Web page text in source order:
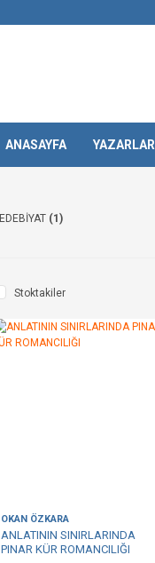
ANASAYFA YAZARLAR
EDEBİYAT (1)
Stoktakiler
OKAN ÖZKARA
ANLATININ SINIRLARINDA
PINAR KÜR ROMANCILIĞI